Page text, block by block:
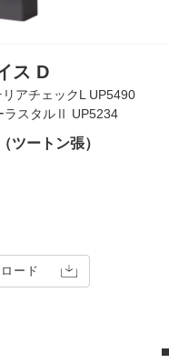
ス D
アチェックL UP5490
ラスタルⅡ UP5234
ツートン張）
ード